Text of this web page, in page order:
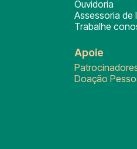
Ouvidoria
Assessoria de
Trabalhe
Apoie
Doação